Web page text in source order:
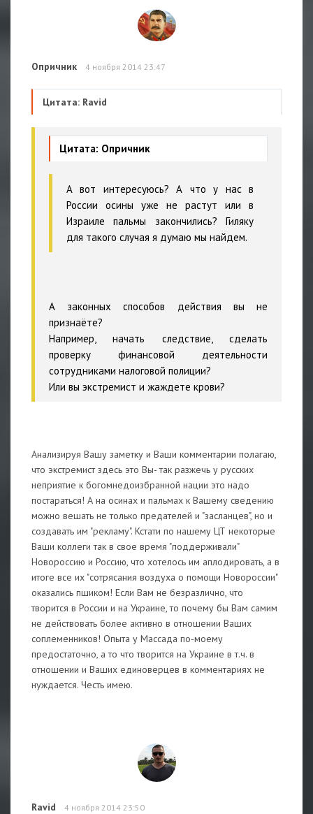
Опричник 4 ноября 2014 23:47
Цитата: Ravid
Цитата: Опричник
А вот интересуюсь? А что у нас в
России осины уже не растут или в
Израиле пальмы закончились? Гиляку
для такого случая я думаю мы найдем.
А законных способов действия вы не
признаёте?
Например, начать следствие, сделать
проверку финансовой деятельности
сотрудниками налоговой полиции?
Или вы экстремист и жаждете крови?
Анализируя Вашу заметку и Ваши комментарии полагаю,
что экстремист здесь это Вы- так разжечь у русских
неприятие к богомнедоизбранной нации это надо
постараться! А на осинах и пальмах к Вашему сведению
можно вешать не только предателей и "засланцев", но и
создавать им "рекламу". Кстати по нашему ЦТ некоторые
Ваши коллеги так в свое время "поддерживали"
Новороссию и Россию, что хотелось им аплодировать, а в
итоге все их "сотрясания воздуха о помощи Новороссии"
оказались пшиком! Если Вам не безразлично, что
творится в России и на Украине, то почему бы Вам самим
не действовать более активно в отношении Ваших
соплеменников! Опыта у Массада по-моему
предостаточно, а то что творится на Украине в т.ч. в
отношении и Ваших единоверцев в комментариях не
нуждается. Честь имею.
Ravid 4 ноября 2014 23:50